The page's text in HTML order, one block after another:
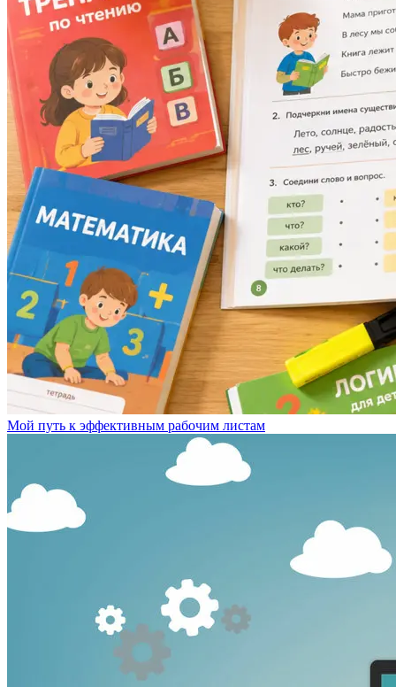
Мой путь к эффективным рабочим листам